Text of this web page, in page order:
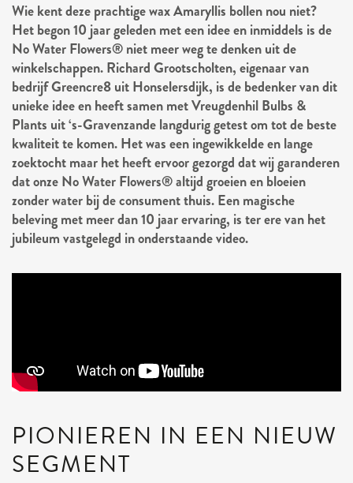
Wie kent deze prachtige wax Amaryllis bollen nou niet?
Het begon 10 jaar geleden met een idee en inmiddels is de
No Water Flowers® niet meer weg te denken uit de
winkelschappen. Richard Grootscholten, eigenaar van
bedrijf Greencre8 uit Honselersdijk, is de bedenker van dit
unieke idee en heeft samen met Vreugdenhil Bulbs &
Plants uit ‘s-Gravenzande langdurig getest om tot de beste
kwaliteit te komen. Het was een ingewikkelde en lange
zoektocht maar het heeft ervoor gezorgd dat wij garanderen
dat onze No Water Flowers® altijd groeien en bloeien
zonder water bij de consument thuis. Een magische
beleving met meer dan 10 jaar ervaring, is ter ere van het
jubileum vastgelegd in onderstaande video.
PIONIEREN IN EEN NIEUW
SEGMENT